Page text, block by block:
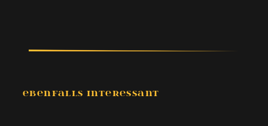
EBENFALLS INTERESSANT